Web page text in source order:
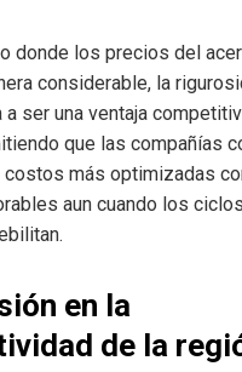
donde los precios del
considerable, la
a ser una ventaja
que las compañías
más optimizadas
aun cuando los
en la
de la